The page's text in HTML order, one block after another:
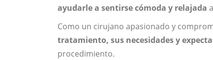
ayudarle a sentirse cómoda y relajada
Como un cirujano apasionado y
tratamiento, sus necesidades y
procedimiento.